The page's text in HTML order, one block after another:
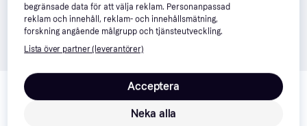
Relaterade produkter
Vi har plockat fram ett urval av produkter som kanske skulle
begränsade data för att välja reklam. Personanpassad
reklam och innehåll, reklam- och innehållsmätning,
forskning angående målgrupp och tjänsteutveckling.
Lista över partner (leverantörer)
Neka alla
Acceptera